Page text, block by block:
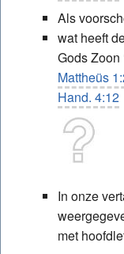
Als
wat heeft
Gods Zoon
Mattheüs
Hand. 4:12
In onze
met